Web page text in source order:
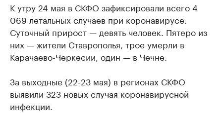
К утру 24 мая в СКФО зафиксировали всего 4
069 летальных случаев при коронавирусе.
Суточный прирост — девять человек. Пятеро из
них — жители Ставрополья, трое умерли в
Карачаево-Черкесии, один — в Чечне.
За выходные (22-23 мая) в регионах СКФО
выявили 323 новых случая коронавирусной
инфекции.